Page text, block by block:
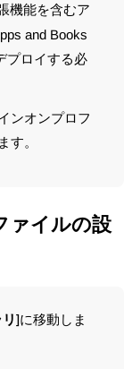
機能を含むア
and Books
プロイする必
ンオンプロフ
す。
ァイルの設
]に移動しま